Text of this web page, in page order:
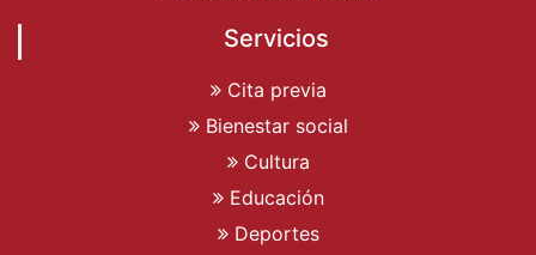
Servicios
Cita previa
Bienestar social
Cultura
Educación
Deportes